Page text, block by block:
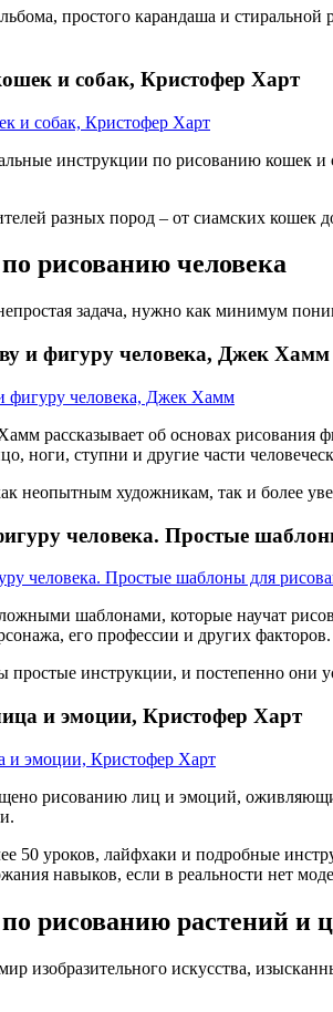
простого карандаша и
и собак, Кристофер Харт
инструкции по рисованию кошек и
разных пород – от сиамских
рисованию человека
задача, нужно как минимум
и фигуру человека, Джек Хамм
рассказывает об основах рисования
ноги, ступни и другие части
неопытным художникам, так и более
человека. Простые
шаблонами, которые научат
его профессии и других факторов.
инструкции, и постепенно они
и эмоции, Кристофер Харт
рисованию лиц и эмоций,
50 уроков, лайфхаки и подробные
навыков, если в реальности нет
рисованию растений и
изобразительного искусства,